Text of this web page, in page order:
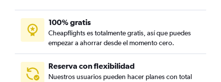
100% gratis
Cheapflights es totalmente gratis, así que puedes
empezar a ahorrar desde el momento cero.
Reserva con flexibilidad
Nuestros usuarios pueden hacer planes con total